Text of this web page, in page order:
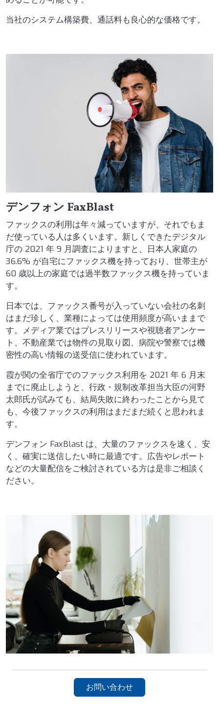
当社のシステム構築費、通話料も良心的な価格です。
デンフォン FaxBlast
ファックスの利用は年々減っていますが、それでもま
だ使っている人は多くいます。新しくできたデジタル
庁の 2021 年 9 月調査によりますと、日本人家庭の
36.6% が自宅にファックス機を持っており、世帯主が
60 歳以上の家庭では過半数ファックス機を持っていま
す。
日本では、ファックス番号が入っていない会社の名刺
はまだ珍しく、業種によっては使用頻度が高いままで
す。メディア業ではプレスリリースや視聴者アンケー
ト、不動産業では物件の見取り図、病院や警察では機
密性の高い情報の送受信に使われています。
霞が関の全省庁でのファックス利用を 2021 年 6 月末
までに廃止しようと、行政・規制改革担当大臣の河野
太郎氏が試みても、結局失敗に終わったことから見て
も、今後ファックスの利用はまだまだ続くと思われま
す。
デンフォン FaxBlast は、大量のファックスを速く、安
く、確実に送信したい時に最適です。広告やレポート
などの大量配信をご検討されている方は是非ご相談く
ださい。
お問い合わせ